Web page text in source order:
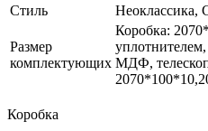
Стиль
Неоклассика,
Размер
комплектующих
Коробка:
МДФ,
Коробка